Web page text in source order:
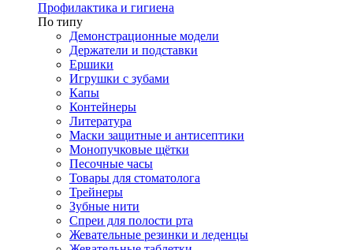
Профилактика и гигиена
По типу
Демонстрационные модели
Держатели и подставки
Ершики
Игрушки с зубами
Капы
Контейнеры
Литература
Маски защитные и антисептики
Монопучковые щётки
Песочные часы
Товары для стоматолога
Трейнеры
Зубные нити
Спреи для полости рта
Жевательные резинки и леденцы